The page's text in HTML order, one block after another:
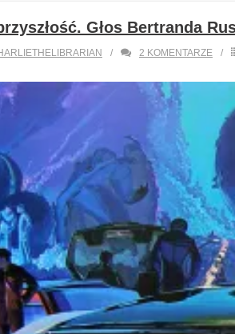
Głos Bertranda
2 KOMENTARZE